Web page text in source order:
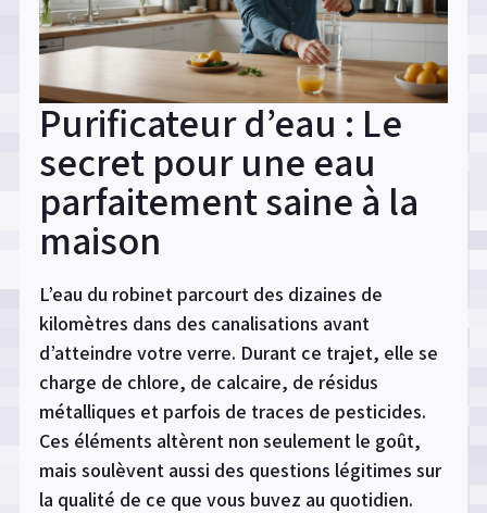
Purificateur d’eau : Le
secret pour une eau
parfaitement saine à la
maison
L’eau du robinet parcourt des dizaines de
kilomètres dans des canalisations avant
d’atteindre votre verre. Durant ce trajet, elle se
charge de chlore, de calcaire, de résidus
métalliques et parfois de traces de pesticides.
Ces éléments altèrent non seulement le goût,
mais soulèvent aussi des questions légitimes sur
la qualité de ce que vous buvez au quotidien.